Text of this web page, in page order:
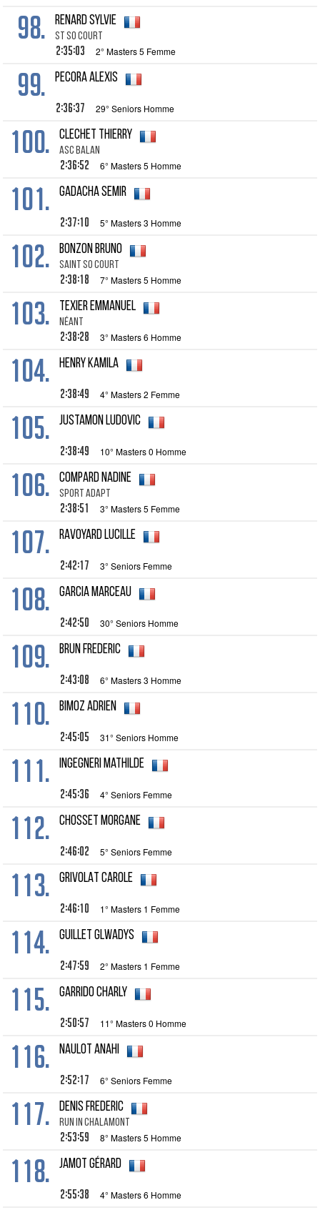
98. RENARD Sylvie
ST SO COURT
2:35:03 2° Masters 5 Femme
99. PECORA Alexis
2:36:37 29° Seniors Homme
100. CLECHET Thierry
ASC BALAN
2:36:52 6° Masters 5 Homme
101. GADACHA Semir
2:37:10 5° Masters 3 Homme
102. BONZON Bruno
SAINT SO COURT
2:38:18 7° Masters 5 Homme
103. TEXIER Emmanuel
NÉANT
2:38:28 3° Masters 6 Homme
104. HENRY Kamila
2:38:49 4° Masters 2 Femme
105. JUSTAMON Ludovic
2:38:49 10° Masters 0 Homme
106. COMPARD Nadine
SPORT ADAPT
2:38:51 3° Masters 5 Femme
107. RAVOYARD Lucille
2:42:17 3° Seniors Femme
108. GARCIA Marceau
2:42:50 30° Seniors Homme
109. BRUN Frederic
2:43:08 6° Masters 3 Homme
110. BIMOZ Adrien
2:45:05 31° Seniors Homme
111. INGEGNERI Mathilde
2:45:36 4° Seniors Femme
112. CHOSSET Morgane
2:46:02 5° Seniors Femme
113. GRIVOLAT Carole
2:46:10 1° Masters 1 Femme
114. GUILLET Glwadys
2:47:59 2° Masters 1 Femme
115. GARRIDO Charly
2:50:57 11° Masters 0 Homme
116. NAULOT Anahi
2:52:17 6° Seniors Femme
117. DENIS Frederic
RUN IN CHALAMONT
2:53:59 8° Masters 5 Homme
118. JAMOT Gérard
2:55:38 4° Masters 6 Homme